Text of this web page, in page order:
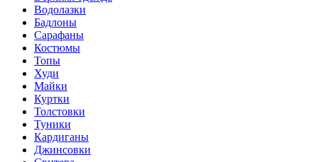
Водолазки
Бадлоны
Сарафаны
Костюмы
Топы
Худи
Майки
Куртки
Толстовки
Туники
Кардиганы
Джинсовки